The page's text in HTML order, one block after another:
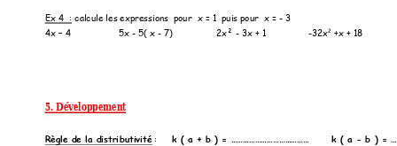
Ex 4  : calcule les expressions  pour x = 1  puis pour  x = - 3
4x – 4 5x - 5( x - 7) 2x² - 3x + 1 -32x2 +x + 18
5. Développement
Règle de la distributivité : k ( a + b ) = ………………………………… k ( a - b ) =